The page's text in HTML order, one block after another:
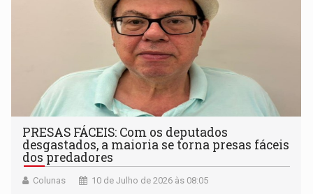
PRESAS FÁCEIS: Com os deputados
desgastados, a maioria se torna presas fáceis
dos predadores
Colunas 10 de Julho de 2026 às 08:05